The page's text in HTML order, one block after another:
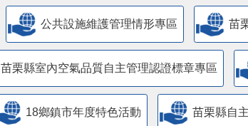
​公共設施維護管理情形專區 苗
苗栗縣室內空氣品質自主管理認證標章專區
18鄉鎮市年度特色活動 苗栗縣自